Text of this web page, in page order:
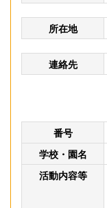
所在地
連絡先
番号
学校・園名
活動内容等